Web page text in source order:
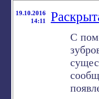
19.10.2016
14:11
С